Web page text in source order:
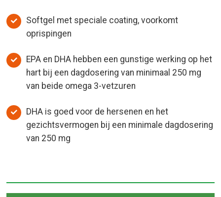
Softgel met speciale coating, voorkomt
oprispingen
EPA en DHA hebben een gunstige werking op het
hart bij een dagdosering van minimaal 250 mg
van beide omega 3-vetzuren
DHA is goed voor de hersenen en het
gezichtsvermogen bij een minimale dagdosering
van 250 mg